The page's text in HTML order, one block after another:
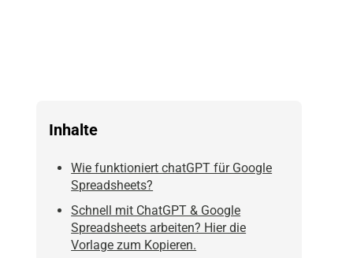
Inhalte
Wie funktioniert chatGPT für Google
Spreadsheets?
Schnell mit ChatGPT & Google
Spreadsheets arbeiten? Hier die
Vorlage zum Kopieren.